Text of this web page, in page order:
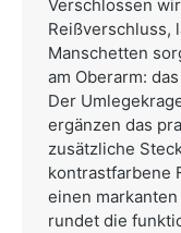
Verschlossen
Reißverschluss,
Manschetten
am Oberarm:
Der
ergänzen das
zusätzliche
kontrastfarbene
einen
rundet die